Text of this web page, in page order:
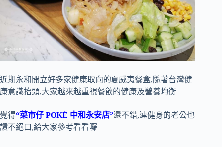
近期永和開立好多家健康取向的夏威夷餐盒,隨著台灣健
康意識抬頭,大家越來越重視餐飲的健康及營養均衡
覺得“菜市仔 POKÉ 中和永安店”還不錯,連健身的老公也
讚不絕口,給大家參考看看囉